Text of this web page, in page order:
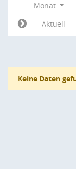
Monat
Aktuell
Keine Daten